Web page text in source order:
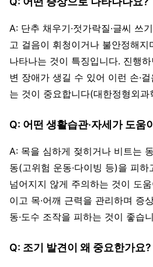
A: 단추 채우기·젓가락질·글씨 쓰
고 걸음이 휘청이거나 불안정해지
나타나는 것이 특징입니다. 진행
변 장애가 생길 수 있어 이런 손·
는 것이 중요합니다(대한정형외과
Q: 어떤 생활습관·자세가 도움
A: 목을 심하게 젖히거나 비트는
동(고위험 운동·다이빙 등)을 피
넘어지지 않게 주의하는 것이 도
이고 목·어깨 근력을 관리하며 증
동·도수 조작을 피하는 것이 좋습
Q: 조기 발견이 왜 중요한가요?